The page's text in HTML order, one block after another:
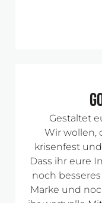
Gestaltet
Wir wollen,
krisenfest
Dass ihr eure
noch
Marke und